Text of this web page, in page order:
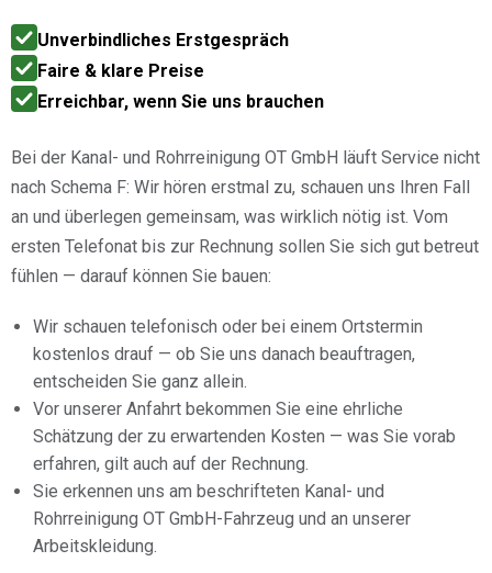
Unverbindliches Erstgespräch
Faire & klare Preise
Erreichbar, wenn Sie uns brauchen
Bei der Kanal- und Rohrreinigung OT GmbH läuft Service nicht
nach Schema F: Wir hören erstmal zu, schauen uns Ihren Fall
an und überlegen gemeinsam, was wirklich nötig ist. Vom
ersten Telefonat bis zur Rechnung sollen Sie sich gut betreut
fühlen — darauf können Sie bauen:
Wir schauen telefonisch oder bei einem Ortstermin
kostenlos drauf — ob Sie uns danach beauftragen,
entscheiden Sie ganz allein.
Vor unserer Anfahrt bekommen Sie eine ehrliche
Schätzung der zu erwartenden Kosten — was Sie vorab
erfahren, gilt auch auf der Rechnung.
Sie erkennen uns am beschrifteten Kanal- und
Rohrreinigung OT GmbH-Fahrzeug und an unserer
Arbeitskleidung.